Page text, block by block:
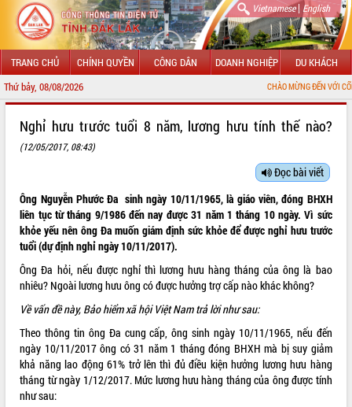
Vietnamese| English
TRANG CHỦ CHÍNH QUYỀN CÔNG DÂN DOANH NGHIỆP DU KHÁCH
Thứ bảy, 08/08/2026 CHÀO MỪNG ĐẾN VỚI CỔNG
LÃNH ĐẠO UBND TỈNH
SỞ, BAN, NGÀNH
UBND CÁC XÃ, PHƯỜNG
THÔNG TIN CHỈ ĐẠO ĐIỀU HÀNH
HỆ THỐNG VĂN BẢN
VĂN BẢN HĐND TỈNH
ĐIỂM TIN VĂN BẢN
Nghỉ hưu trước tuổi 8 năm, lương hưu tính thế nào?
(12/05/2017, 08:43)
Đọc bài viết
Ông Nguyễn Phước Đa sinh ngày 10/11/1965, là giáo viên, đóng BHXH
liên tục từ tháng 9/1986 đến nay được 31 năm 1 tháng 10 ngày. Vì sức
khỏe yếu nên ông Đa muốn giám định sức khỏe để được nghỉ hưu trước
tuổi (dự định nghỉ ngày 10/11/2017).
Ông Đa hỏi, nếu được nghỉ thì lương hưu hàng tháng của ông là bao
nhiêu? Ngoài lương hưu ông có được hưởng trợ cấp nào khác không?
Về vấn đề này, Bảo hiểm xã hội Việt Nam trả lời như sau:
Theo thông tin ông Đa cung cấp, ông sinh ngày 10/11/1965, nếu đến
ngày 10/11/2017 ông có 31 năm 1 tháng đóng BHXH mà bị suy giảm
khả năng lao động 61% trở lên thì đủ điều kiện hưởng lương hưu hàng
tháng từ ngày 1/12/2017. Mức lương hưu hàng tháng của ông được tính
như sau: